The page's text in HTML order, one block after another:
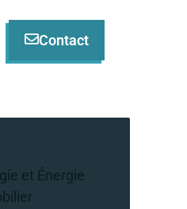
Contact
et Énergie